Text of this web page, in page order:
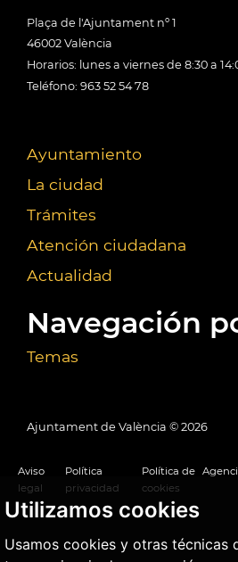
Utilizamos cookies
Usamos cookies y otras técnicas
Plaça de l'Ajuntament nº 1
46002 València
Horarios: lunes a viernes de 8:30 a
Teléfono: 963 52 54 78
Ayuntamiento
La ciudad
Trámites
Atención ciudadana
Actualidad
Navegación
Temas
Ajuntament de València © 2026
Aviso
legal
Política
privacidad
Política de
cookies